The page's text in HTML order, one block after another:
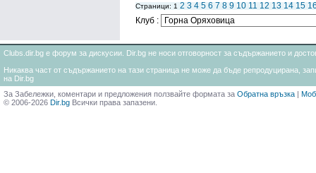
Страници: 1 2 3 4 5 6 7 8 9 10 11 12 13 14 15
Клуб :
Clubs.dir.bg е форум за дискусии. Dir.bg не носи отговорност за съдържанието и
Никаква част от съдържанието на тази страница не може да бъде репродуцирана,
на Dir.bg
За Забележки, коментари и предложения ползвайте формата за Обратна връзка |
© 2006-2026 Dir.bg Всички права запазени.